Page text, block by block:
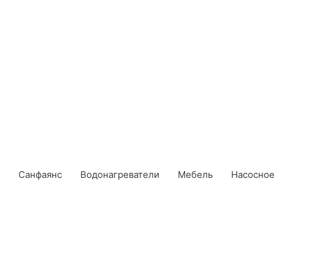
Санфаянс Водонагреватели Мебель Насосное